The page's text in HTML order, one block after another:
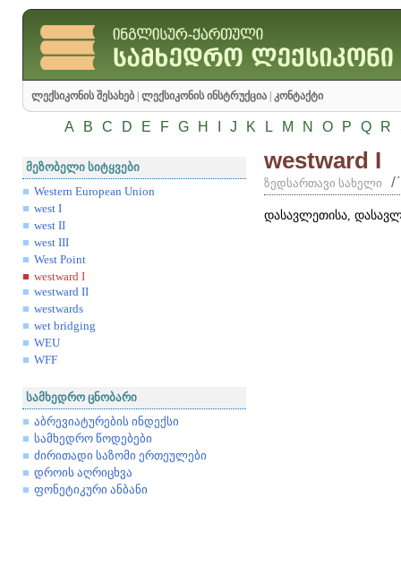
ლექსიკონის შესახებ ლექსიკონის ინსტრუქცია კონტაქტი
A B C D E F G H J K L M N O P Q R
მეზობელი სიტყვები
Western European Union
west I
west II
west III
West Point
westward I
westward II
westwards
wet bridging
WEU
WFF
სამხედრო ცნობარი
აბრევიატურების ინდექსი
სამხედრო წოდებები
ძირითადი საზომი ერთეულები
დროის აღრიცხვა
ფონეტიკური ანბანი
westward I
ზედსართავი სახელი /
დასავლეთისა,